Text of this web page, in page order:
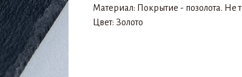
Материал: Покрытие - позолота. Не
Цвет: Золото